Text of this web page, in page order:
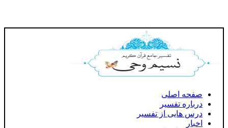
صفحه اصلی
درباره تفسیر
درس هایی از تفسیر
اخبار